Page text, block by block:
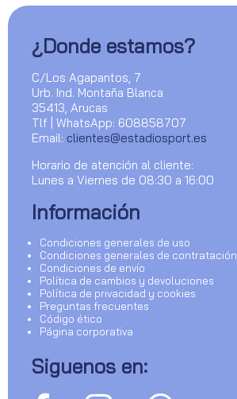
¿Donde estamos?
C/Los Agapantos, 7
Urb. Ind. Montaña Blanca
35413, Arucas
Tlf | WhatsApp: 608858707
Email: clientes@estadiosport.es
Horario de atención al cliente:
Lunes a Viernes de 08:30 a 16:00
Información
Condiciones generales de uso
Condiciones generales de contratación
Condiciones de envío
Política de cambios y devoluciones
Política de privacidad y cookies
Preguntas frecuentes
Código ético
Página corporativa
Siguenos en: